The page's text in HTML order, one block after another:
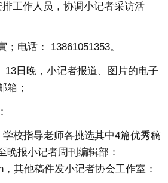
工作人员，协调小记者采访活
；电话： 13861051353。
13日晚，小记者报道、图片的电子
箱；
校指导老师各挑选其中4篇优秀稿
晚报小记者周刊编辑部：
其他稿件发小记者协会工作室：